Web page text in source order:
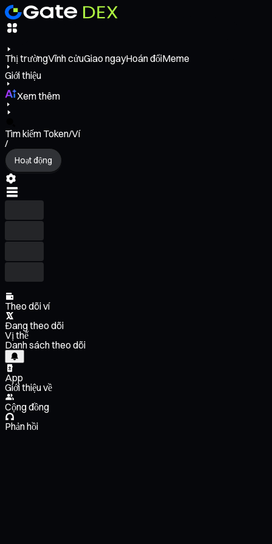
Thị trườngVĩnh cửuGiao ngayHoán đổiMeme
Giới thiệu
Xem thêm
Tìm kiếm Token/Ví
/
Hoạt động
Theo dõi ví
Đang theo dõi
Vị thế
Danh sách theo dõi
App
Giới thiệu về
Cộng đồng
Phản hồi